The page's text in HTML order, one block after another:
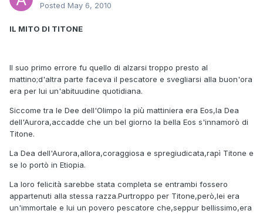
Posted May 6, 2010
IL MITO DI TITONE
Il suo primo errore fu quello di alzarsi troppo presto al
mattino;d'altra parte faceva il pescatore e svegliarsi alla buon'ora
era per lui un'abituudine quotidiana.
Siccome tra le Dee dell'Olimpo la più mattiniera era Eos,la Dea
dell'Aurora,accadde che un bel giorno la bella Eos s'innamorò di
Titone.
La Dea dell'Aurora,allora,coraggiosa e spregiudicata,rapì Titone e
se lo portò in Etiopia.
La loro felicità sarebbe stata completa se entrambi fossero
appartenuti alla stessa razza.Purtroppo per Titone,però,lei era
un'immortale e lui un povero pescatore che,seppur bellissimo,era